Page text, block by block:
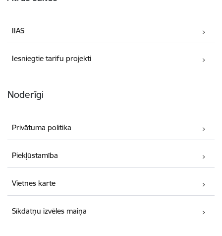
IIAS
Iesniegtie tarifu projekti
Noderīgi
Privātuma politika
Piekļūstamība
Vietnes karte
Sīkdatņu izvēles maiņa